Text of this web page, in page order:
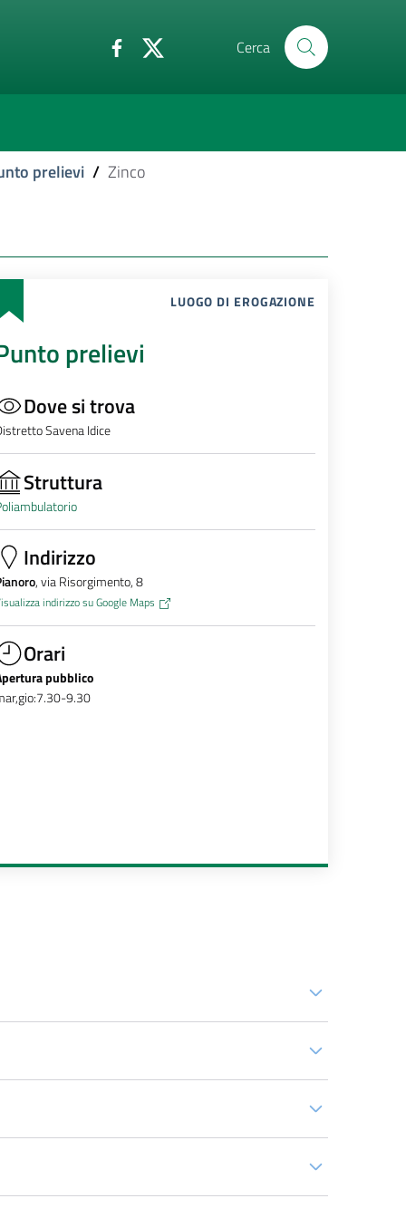
Cerca
prelievi / Zinco
LUOGO DI EROGAZIONE
prelievi
Dove si trova
Savena Idice
Struttura
Indirizzo
, via Risorgimento, 8
indirizzo su Google Maps
Orari
pubblico
9.30